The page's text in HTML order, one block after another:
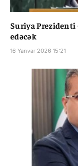
Suriya Prezidenti
edəcək
16 Yanvar 2026 15:21